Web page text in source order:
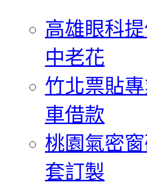
高雄眼科
中老花
竹北票貼
車借款
桃園氣密
套訂製